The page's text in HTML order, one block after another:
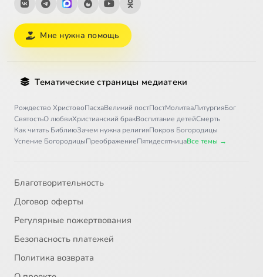
Мне нужна помощь
Тематические страницы медиатеки
Рождество ХристовоПасхаВеликий постПостМолитваЛитургияБог
СвятостьО любвиХристианский бракВоспитание детейСмерть
Как читать БиблиюЗачем нужна религияПокров Богородицы
Успение БогородицыПреображениеПятидесятницаВсе темы →
Благотворительность
Договор оферты
Регулярные пожертвования
Безопасность платежей
Политика возврата